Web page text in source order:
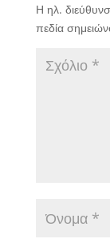
Η ηλ.
πεδία